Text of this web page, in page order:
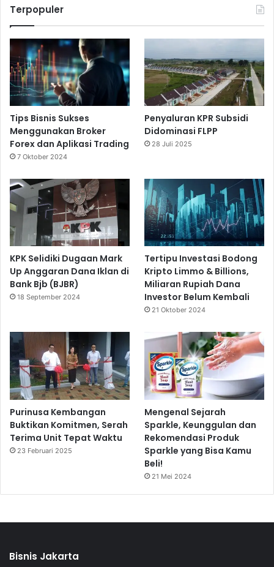
Terpopuler
Tips Bisnis Sukses
Menggunakan Broker
Forex dan Aplikasi Trading
7 Oktober 2024
Penyaluran KPR Subsidi
Didominasi FLPP
28 Juli 2025
KPK Selidiki Dugaan Mark
Up Anggaran Dana Iklan di
Bank Bjb (BJBR)
18 September 2024
Tertipu Investasi Bodong
Kripto Limmo & Billions,
Miliaran Rupiah Dana
Investor Belum Kembali
21 Oktober 2024
Purinusa Kembangan
Buktikan Komitmen, Serah
Terima Unit Tepat Waktu
23 Februari 2025
Mengenal Sejarah
Sparkle, Keunggulan dan
Rekomendasi Produk
Sparkle yang Bisa Kamu
Beli!
21 Mei 2024
Bisnis Jakarta